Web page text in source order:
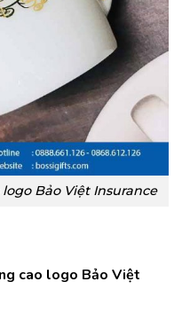
Bảo Việt Insurance
cao logo Bảo Việt